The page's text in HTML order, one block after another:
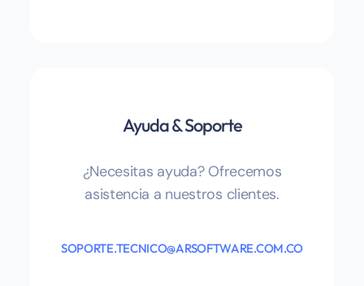
Ayuda & Soporte
¿Necesitas ayuda? Ofrecemos
asistencia a nuestros clientes.
SOPORTE.TECNICO@ARSOFTWARE.COM.CO